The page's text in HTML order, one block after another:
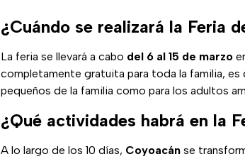
¿Cuándo se realizará la Feria
La feria se llevará a cabo del 6 al 15 de marzo
completamente gratuita para toda la familia,
pequeños de la familia como para los adultos
¿Qué actividades habrá en la
A lo largo de los 10 días, Coyoacán se